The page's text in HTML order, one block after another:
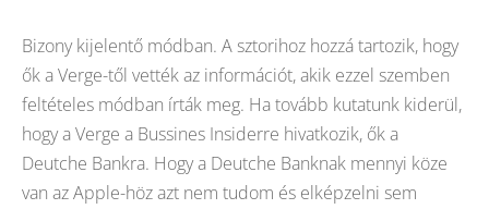
Bizony kijelentő módban. A sztorihoz hozzá tartozik, hogy
ők a Verge-től vették az információt, akik ezzel szemben
feltételes módban írták meg. Ha tovább kutatunk kiderül,
hogy a Verge a Bussines Insiderre hivatkozik, ők a
Deutche Bankra. Hogy a Deutche Banknak mennyi köze
van az Apple-höz azt nem tudom és elképzelni sem